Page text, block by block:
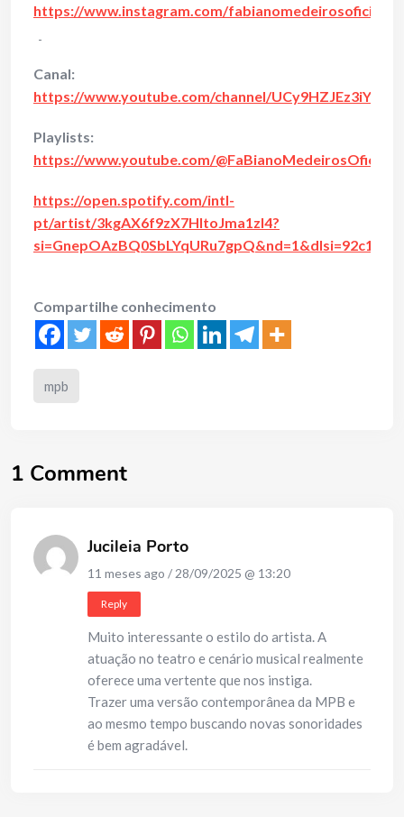
https://www.instagram.com/fabianomedeirosoficial
Canal:
https://www.youtube.com/channel/
Playlists:
https://www.youtube.com/@FaBianoMedeirosOficial/
https://open.spotify.com/intl-
pt/artist/3kgAX6f9zX7HItoJma1zl4?
Compartilhe conhecimento
mpb
1 Comment
Jucileia Porto
11 meses ago / 28/09/2025 @ 13:20
Reply
Muito interessante o estilo do artista. A
atuação no teatro e cenário musical realmente
oferece uma vertente que nos instiga.
Trazer uma versão contemporânea da MPB e
ao mesmo tempo buscando novas sonoridades
é bem agradável.